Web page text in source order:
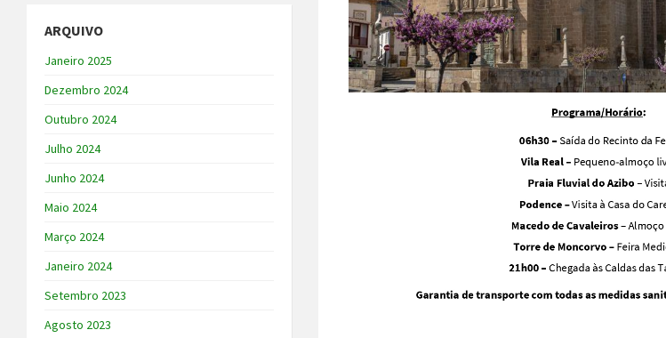
ARQUIVO
Janeiro 2025
Dezembro 2024
Outubro 2024
Julho 2024
Junho 2024
Maio 2024
Março 2024
Janeiro 2024
Setembro 2023
Agosto 2023